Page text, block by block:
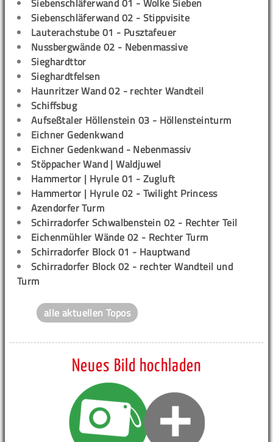
Siebenschläferwand 01 - Wolke Sieben
Siebenschläferwand 02 - Stippvisite
Lauterachstube 01 - Pusztafeuer
Nussbergwände 02 - Nebenmassive
Sieghardttor
Sieghardtfelsen
Haunritzer Wand 02 - rechter Wandteil
Schiffsbug
Aufseßtaler Höllenstein 03 - Höllensteinturm
Eichner Gedenkwand
Eichner Gedenkwand - Nebenmassiv
Stöppacher Wand | Waldjuwel
Hammertor | Hyrule 01 - Zugluft
Hammertor | Hyrule 02 - Twilight Princess
Azendorfer Turm
Schirradorfer Schwalbenstein 02 - Rechter Teil
Eichenmühler Wände 02 - Rechter Turm
Schirradorfer Block 01 - Hauptwand
Schirradorfer Block 02 - rechter Wandteil und
Turm
alle aktuellen Topos
Neues Bild hochladen